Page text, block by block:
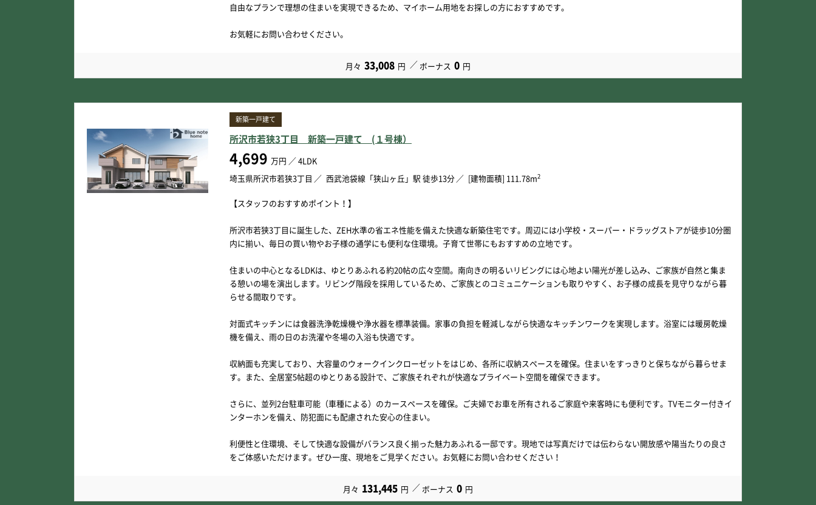
自由なプランで理想の住まいを実現できるため、マイホーム用地をお探しの方におすすめです。
お気軽にお問い合わせください。
月々 33,008 円 ボーナス 0 円
新築一戸建て
所沢市若狭3丁目 新築一戸建て (１号棟）
4,699 万円 ／4LDK
埼玉県所沢市若狭3丁目
西武池袋線「狭山ヶ丘」駅 徒歩13分 [建物面積] 111.78m2
【スタッフのおすすめポイント！】
所沢市若狭3丁目に誕生した、ZEH水準の省エネ性能を備えた快適な新築住宅です。周辺には小学校・スーパー・ドラッグストアが徒歩10分圏
内に揃い、毎日の買い物やお子様の通学にも便利な住環境。子育て世帯にもおすすめの立地です。
住まいの中心となるLDKは、ゆとりあふれる約20帖の広々空間。南向きの明るいリビングには心地よい陽光が差し込み、ご家族が自然と集ま
る憩いの場を演出します。リビング階段を採用しているため、ご家族とのコミュニケーションも取りやすく、お子様の成長を見守りながら暮
らせる間取りです。
対面式キッチンには食器洗浄乾燥機や浄水器を標準装備。家事の負担を軽減しながら快適なキッチンワークを実現します。浴室には暖房乾燥
機を備え、雨の日のお洗濯や冬場の入浴も快適です。
収納面も充実しており、大容量のウォークインクローゼットをはじめ、各所に収納スペースを確保。住まいをすっきりと保ちながら暮らせま
す。また、全居室5帖超のゆとりある設計で、ご家族それぞれが快適なプライベート空間を確保できます。
さらに、並列2台駐車可能（車種による）のカースペースを確保。ご夫婦でお車を所有されるご家庭や来客時にも便利です。TVモニター付きイ
ンターホンを備え、防犯面にも配慮された安心の住まい。
利便性と住環境、そして快適な設備がバランス良く揃った魅力あふれる一邸です。現地では写真だけでは伝わらない開放感や陽当たりの良さ
をご体感いただけます。ぜひ一度、現地をご見学ください。お気軽にお問い合わせください！
月々 131,445 円 ボーナス 0 円